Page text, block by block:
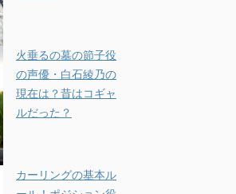
火垂るの墓の節子役
の声優・白石綾乃の
現在は？昔はコギャ
ルだった？
カーリングの基本ル